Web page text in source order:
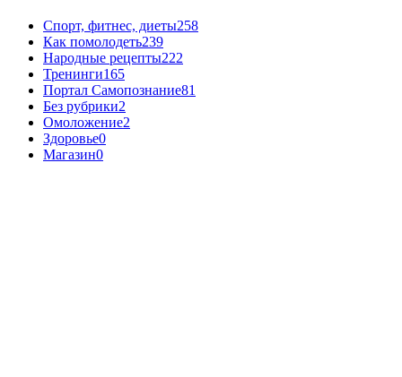
Спорт, фитнес, диеты258
Как помолодеть239
Народные рецепты222
Тренинги165
Портал Самопознание81
Без рубрики2
Омоложение2
Здоровье0
Магазин0